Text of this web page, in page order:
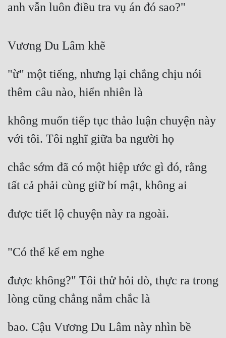
anh vẫn luôn điều tra vụ án đó sao?"
Vương Du Lâm khẽ
"ừ" một tiếng, nhưng lại chẳng chịu nói
thêm câu nào, hiển nhiên là
không muốn tiếp tục thảo luận chuyện này
với tôi. Tôi nghĩ giữa ba người họ
chắc sớm đã có một hiệp ước gì đó, rằng
tất cả phải cùng giữ bí mật, không ai
được tiết lộ chuyện này ra ngoài.
"Có thể kể em nghe
được không?" Tôi thử hỏi dò, thực ra trong
lòng cũng chẳng nắm chắc là
bao. Cậu Vương Du Lâm này nhìn bề